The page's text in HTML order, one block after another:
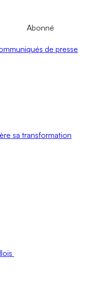
Abonné
de presse
sa transformation